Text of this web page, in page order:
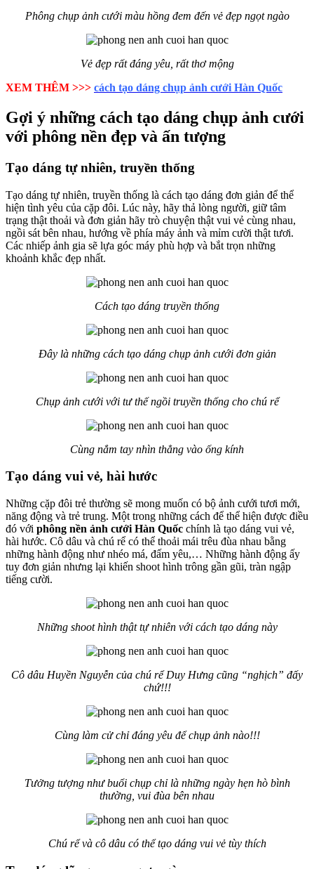
Phông chụp ảnh cưới màu hồng đem đến vẻ đẹp ngọt ngào
Vẻ đẹp rất đáng yêu, rất thơ mộng
XEM THÊM >>> cách tạo dáng chụp ảnh cưới Hàn Quốc
Gợi ý những cách tạo dáng chụp ảnh cưới
với phông nền đẹp và ấn tượng
Tạo dáng tự nhiên, truyền thống
Tạo dáng tự nhiên, truyền thống là cách tạo dáng đơn giản để thể
hiện tình yêu của cặp đôi. Lúc này, hãy thả lòng người, giữ tâm
trạng thật thoải và đơn giản hãy trò chuyện thật vui vẻ cùng nhau,
ngồi sát bên nhau, hướng về phía máy ảnh và mỉm cười thật tươi.
Các nhiếp ảnh gia sẽ lựa góc máy phù hợp và bắt trọn những
khoảnh khắc đẹp nhất.
Cách tạo dáng truyền thống
Đây là những cách tạo dáng chụp ảnh cưới đơn giản
Chụp ảnh cưới với tư thế ngồi truyền thống cho chú rể
Cùng nắm tay nhìn thẳng vào ống kính
Tạo dáng vui vẻ, hài hước
Những cặp đôi trẻ thường sẽ mong muốn có bộ ảnh cưới tươi mới,
năng động và trẻ trung. Một trong những cách để thể hiện được điều
đó với phông nền ảnh cưới Hàn Quốc chính là tạo dáng vui vẻ,
hài hước. Cô dâu và chú rể có thể thoải mái trêu đùa nhau bằng
những hành động như nhéo má, đấm yêu,… Những hành động ấy
tuy đơn giản nhưng lại khiến shoot hình trông gần gũi, tràn ngập
tiếng cười.
Những shoot hình thật tự nhiên với cách tạo dáng này
Cô dâu Huyền Nguyễn của chú rể Duy Hưng cũng “nghịch” đấy
chứ!!!
Cùng làm cử chỉ đáng yêu để chụp ảnh nào!!!
Tưởng tượng như buổi chụp chỉ là những ngày hẹn hò bình
thường, vui đùa bên nhau
Chú rể và cô dâu có thể tạo dáng vui vẻ tùy thích